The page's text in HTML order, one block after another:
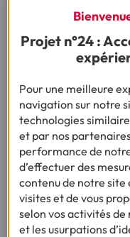
Ça
Vous nous avez
répond !
Besoin d'en savoir
Projet n°24 :
Pour une meilleure
navigation sur notre
technologies
et par nos
performance de
d’effectuer des
contenu de notre site
visites et de vous
selon vos activités
et les usurpations